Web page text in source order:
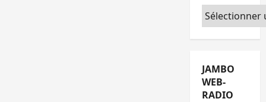
Catégories
JAMBO
WEB-
RADIO